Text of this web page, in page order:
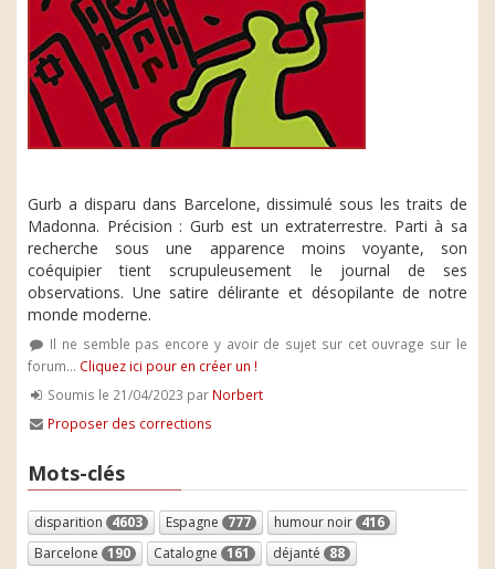
Gurb a disparu dans Barcelone, dissimulé sous les traits de
Madonna. Précision : Gurb est un extraterrestre. Parti à sa
recherche sous une apparence moins voyante, son
coéquipier tient scrupuleusement le journal de ses
observations. Une satire délirante et désopilante de notre
monde moderne.
Il ne semble pas encore y avoir de sujet sur cet ouvrage sur le
forum... Cliquez ici pour en créer un !
Soumis le 21/04/2023 par Norbert
Proposer des corrections
Mots-clés
disparition 4603 Espagne 777 humour noir 416
Barcelone 190 Catalogne 161 déjanté 88